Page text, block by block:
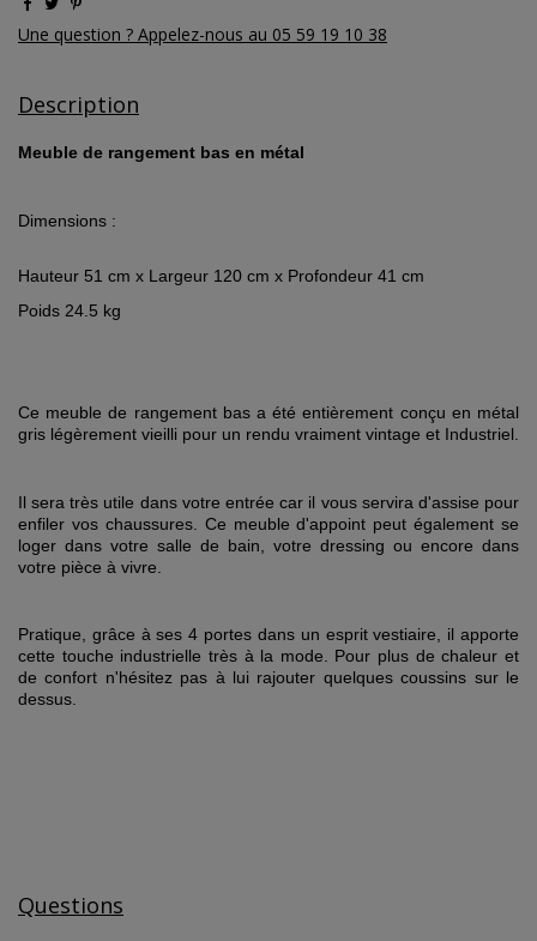
Une question ? Appelez-nous au 05 59 19 10 38
Description
Meuble de rangement bas en métal
Dimensions :
Hauteur 51 cm x Largeur 120 cm x Profondeur 41 cm
Poids 24.5 kg
Ce meuble de rangement bas a été entièrement conçu en métal
gris légèrement vieilli pour un rendu vraiment vintage et Industriel.
Il sera très utile dans votre entrée car il vous servira d'assise pour
enfiler vos chaussures. Ce meuble d'appoint peut également se
loger dans votre salle de bain, votre dressing ou encore dans
votre pièce à vivre.
Pratique, grâce à ses 4 portes dans un esprit vestiaire, il apporte
cette touche industrielle très à la mode. Pour plus de chaleur et
de confort n'hésitez pas à lui rajouter quelques coussins sur le
dessus.
Questions